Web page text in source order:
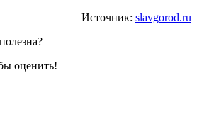
Источник: slavgorod.ru
оценить!